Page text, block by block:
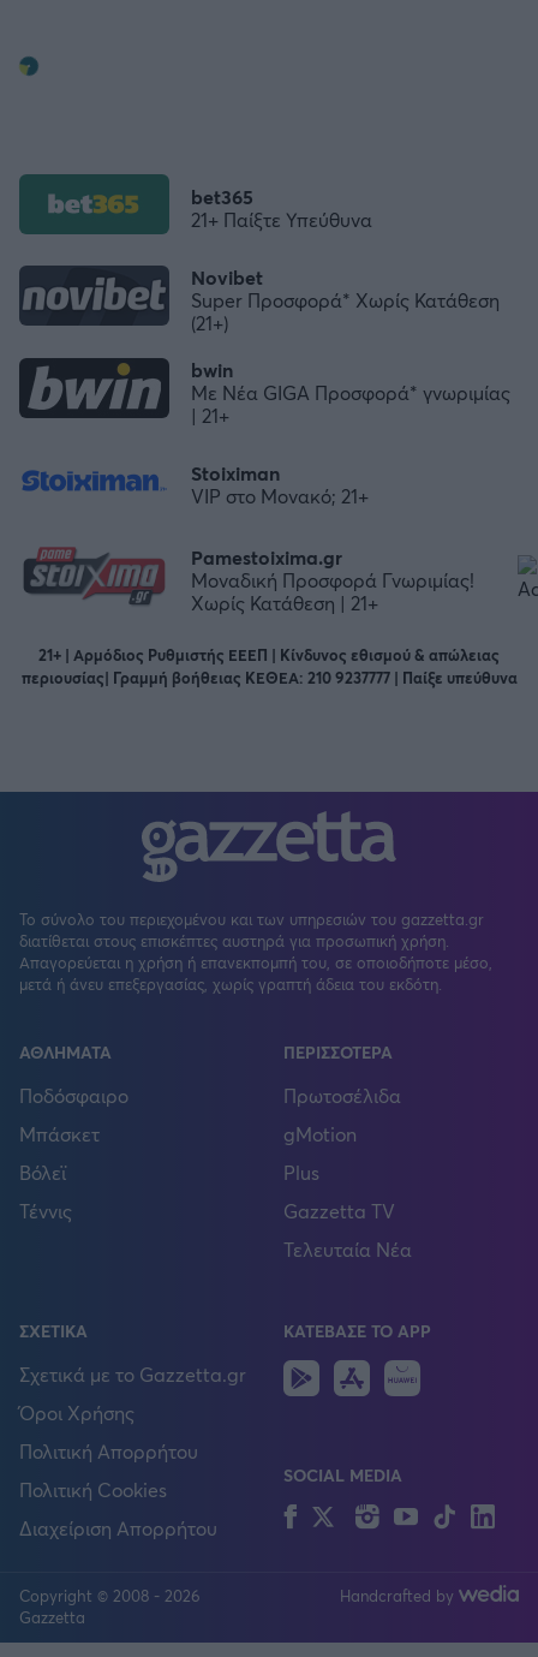
bwin
Με Νέα GIGA Προσφορά* γνωριμίας
| 21+
Stoiximan
VIP στο Μονακό; 21+
Novibet
Super Προσφορά* Χωρίς Κατάθεση
(21+)
Pamestoixima.gr
Μοναδική Προσφορά Γνωριμίας!
Χωρίς Κατάθεση | 21+
bet365
21+ Παίξτε Υπεύθυνα
21+ | Αρμόδιος Ρυθμιστής ΕΕΕΠ | Κίνδυνος εθισμού & απώλειας
περιουσίας| Γραμμή βοήθειας ΚΕΘΕΑ: 210 9237777 | Παίξε υπεύθυνα
Το σύνολο του περιεχομένου και των υπηρεσιών του gazzetta.gr
διατίθεται στους επισκέπτες αυστηρά για προσωπική χρήση.
Απαγορεύεται η χρήση ή επανεκπομπή του, σε οποιοδήποτε μέσο,
μετά ή άνευ επεξεργασίας, χωρίς γραπτή άδεια του εκδότη.
ΑΘΛΗΜΑΤΑ
Ποδόσφαιρο
Μπάσκετ
Βόλεϊ
Τέννις
ΠΕΡΙΣΣΟΤΕΡΑ
Πρωτοσέλιδα
gMotion
Plus
Gazzetta TV
Τελευταία Νέα
ΣΧΕΤΙΚΑ
Σχετικά με το Gazzetta.gr
Όροι Χρήσης
Πολιτική Απορρήτου
Πολιτική Cookies
Διαχείριση Απορρήτου
ΚΑΤΕΒΑΣΕ ΤΟ APP
Android
IOS
SOCIAL MEDIA
FacebookTwitterInstagram
YouTubeTikTok
Copyright © 2008 - 2026
Gazzetta
Handcrafted by